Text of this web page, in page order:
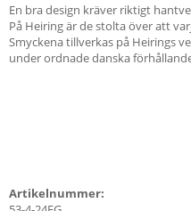
En bra design kräver riktigt
På Heiring är de stolta över att
Smyckena tillverkas på Heirings
under ordnade danska
Artikelnummer: